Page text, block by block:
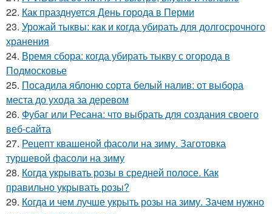
22. Как празднуется День города в Перми
23. Урожай тыквы: как и когда убирать для долгосрочного
хранения
24. Время сбора: когда убирать тыкву с огорода в
Подмосковье
25. Посадила яблоню сорта белый налив: от выбора
места до ухода за деревом
26. Фубаг или Ресана: что выбрать для создания своего
веб-сайта
27. Рецепт квашеной фасоли на зиму. Заготовка
туршевой фасоли на зиму
28. Когда укрывать розы в средней полосе. Как
правильно укрывать розы?
29. Когда и чем лучше укрыть розы на зиму. Зачем нужно